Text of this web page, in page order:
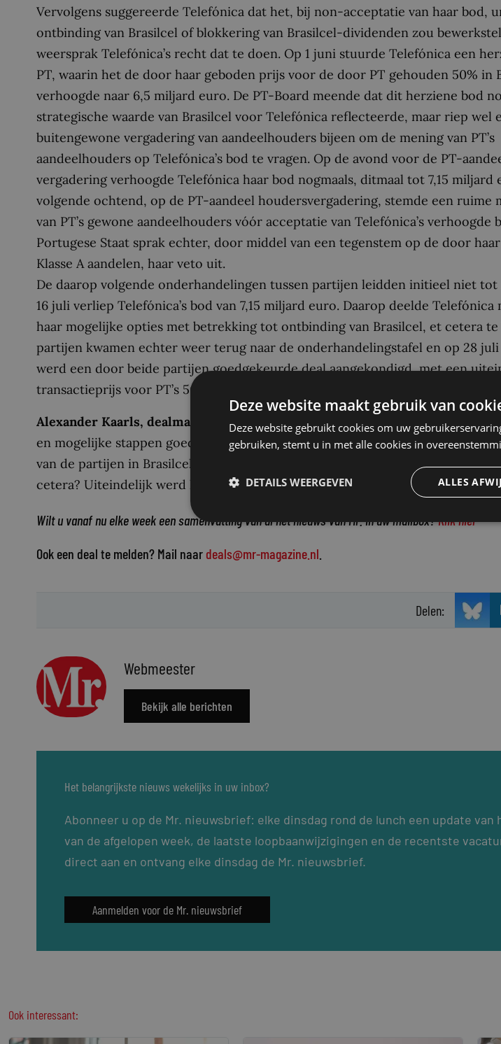
Vervolgens suggereerde Telefónica dat het, bij non-acceptatie van haar bod,
ontbinding van Brasilcel of blokkering van Brasilcel-dividenden zou
weersprak Telefónica’s recht dat te doen. Op 1 juni stuurde Telefónica een
PT, waarin het de door haar geboden prijs voor de door PT gehouden 50% in
verhoogde naar 6,5 miljard euro. De PT-Board meende dat dit herziene bod
strategische waarde van Brasilcel voor Telefónica reflecteerde, maar riep wel
buitengewone vergadering van aandeelhouders bijeen om de mening van PT’s
aandeelhouders op Telefónica’s bod te vragen. Op de avond voor de PT-
vergadering verhoogde Telefónica haar bod nogmaals, ditmaal tot 7,15 miljard
volgende ochtend, op de PT-aandeel houdersvergadering, stemde een ruime
van PT’s gewone aandeelhouders vóór acceptatie van Telefónica’s verhoogde
Portugese Staat sprak echter, door middel van een tegenstem op de door
Klasse A aandelen, haar veto uit.
De daarop volgende onderhandelingen tussen partijen leidden initieel niet tot
16 juli verliep Telefónica’s bod van 7,15 miljard euro. Daarop deelde
haar mogelijke opties met betrekking tot ontbinding van Brasilcel, et cetera te
partijen kwamen echter weer terug naar de onderhandelingstafel en op 28
werd een door beide partijen goedgekeurde deal aangekondigd, met een
transactieprijs voor PT’s 50% in Brasilcel van 7,5 miljard euro.
Alexander Kaarls, dealmaker voor Houthoff Buruma: “PT kwam naar ons toe
en mogelijke stappen goed te kunnen bepalen. Wat zijn de wederzijdse
van de partijen in Brasilcel onder het Nederlandse vennootschaps- en
cetera? Uiteindelijk werd het een kleurrijke en intensieve periode; never a
Wilt u vanaf nu elke week een samenvatting van al het nieuws van Mr. in uw mailbox?Klik hier
Ook een deal te melden? Mail naar deals@mr-magazine.nl
Delen:
Webmeester
Bekijk alle berichten
Het belangrijkste nieuws wekelijks in uw inbox?
Abonneer u op de Mr. nieuwsbrief: elke dinsdag rond de lunch een update van
van de afgelopen week, de laatste loopbaanwijzigingen en de recentste
direct aan en ontvang elke dinsdag de Mr. nieuwsbrief.
Aanmelden voor de Mr. nieuwsbrief
Ook interessant:
Deze website maakt gebruik van
Deze website gebruikt cookies om uw
gebruiken, stemt u in met alle cookies in
ALLES
DETAILS WEERGEVEN